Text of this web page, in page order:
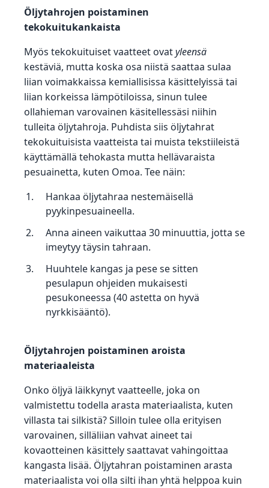
Öljytahrojen poistaminen
tekokuitukankaista
Myös tekokuituiset vaatteet ovatyleensä
kestäviä, mutta koska osa niistä saattaa sulaa
liian voimakkaissa kemiallisissa käsittelyissä tai
liian korkeissa lämpötiloissa, sinun tulee
ollahieman varovainen käsitellessäsi niihin
tulleita öljytahroja. Puhdista siis öljytahrat
tekokuituisista vaatteista tai muista tekstiileistä
käyttämällä tehokasta mutta hellävaraista
pesuainetta, kuten Omoa. Tee näin:
Hankaa öljytahraa nestemäisellä
pyykinpesuaineella.
Anna aineen vaikuttaa 30 minuuttia, jotta se
imeytyy täysin tahraan.
Huuhtele kangas ja pese se sitten
pesulapun ohjeiden mukaisesti
pesukoneessa (40 astetta on hyvä
nyrkkisääntö).
Öljytahrojen poistaminen aroista
materiaaleista
Onko öljyä läikkynyt vaatteelle, joka on
valmistettu todella arasta materiaalista, kuten
villasta tai silkistä? Silloin tulee olla erityisen
varovainen, silläliian vahvat aineet tai
kovaotteinen käsittely saattavat vahingoittaa
kangasta lisää. Öljytahran poistaminen arasta
materiaalista voi olla silti ihan yhtä helppoa kuin